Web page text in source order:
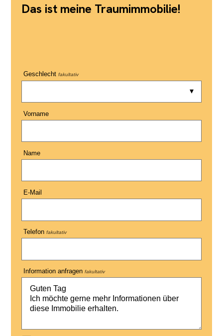
Das ist meine Traumimmobilie!
Geschlecht fakultativ
Vorname
Name
E-Mail
Telefon fakultativ
Information anfragen fakultativ